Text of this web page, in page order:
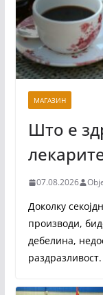
МАГАЗИН
Што е
07.08.2026
Доколку
производи,
дебелина,